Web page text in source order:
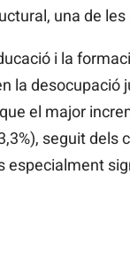
una de
i la
la
el major
seguit dels
especialment